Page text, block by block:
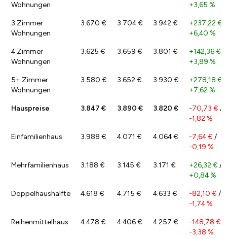
Wohnungen
+3,65 %
3 Zimmer
Wohnungen
3.670 € 3.704 € 3.942 € +237,22 €
+6,40 %
4 Zimmer
Wohnungen
3.625 € 3.659 € 3.801 € +142,36 €
+3,89 %
5+ Zimmer
Wohnungen
3.580 € 3.652 € 3.930 € +278,18 €
+7,62 %
Hauspreise 3.847 € 3.890 € 3.820 € -70,73 € /
-1,82 %
Einfamilienhaus 3.988 € 4.071 € 4.064 € -7,64 € /
-0,19 %
Mehrfamilienhaus 3.188 € 3.145 € 3.171 € +26,32 € /
+0,84 %
Doppelhaushälfte 4.618 € 4.715 € 4.633 € -82,10 € /
-1,74 %
Reihenmittelhaus 4.478 € 4.406 € 4.257 € -148,78 €
-3,38 %